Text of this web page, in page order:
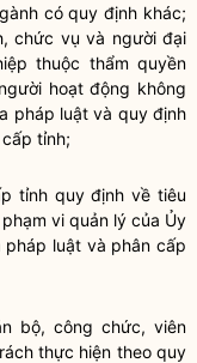
có quy định khác;
chức vụ và người đại
thuộc thẩm quyền
hoạt động không
pháp luật và quy định
cấp tỉnh;
tỉnh quy định về tiêu
vi quản lý của Ủy
pháp luậtvà phân cấp
bộ, công chức, viên
thực hiện theo quy